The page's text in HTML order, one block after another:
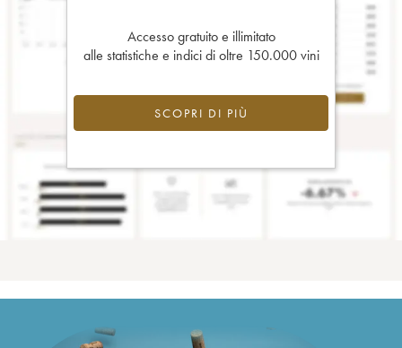
Accesso gratuito e illimitato
alle statistiche e indici di oltre 150.000 vini
SCOPRI DI PIÙ